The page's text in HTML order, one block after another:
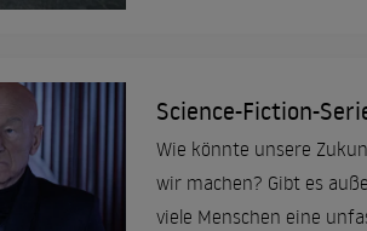
Science-Fiction-
Wie könnte unsere
wir machen? Gibt es
viele Menschen eine